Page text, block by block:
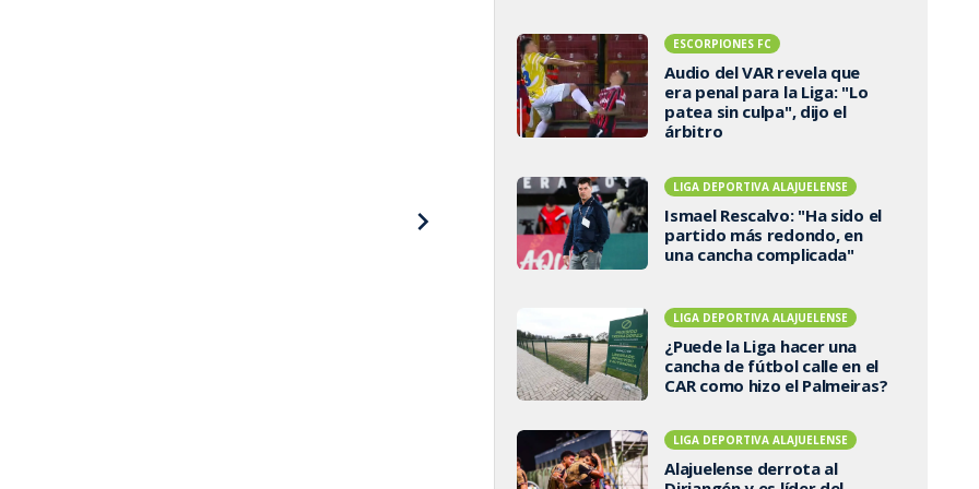
ESCORPIONES FC
Audio del VAR revela que
era penal para la Liga: "Lo
patea sin culpa", dijo el
árbitro
LIGA DEPORTIVA ALAJUELENSE
Ismael Rescalvo: "Ha sido el
partido más redondo, en
una cancha complicada"
LIGA DEPORTIVA ALAJUELENSE
¿Puede la Liga hacer una
cancha de fútbol calle en el
CAR como hizo el Palmeiras?
LIGA DEPORTIVA ALAJUELENSE
Alajuelense derrota al